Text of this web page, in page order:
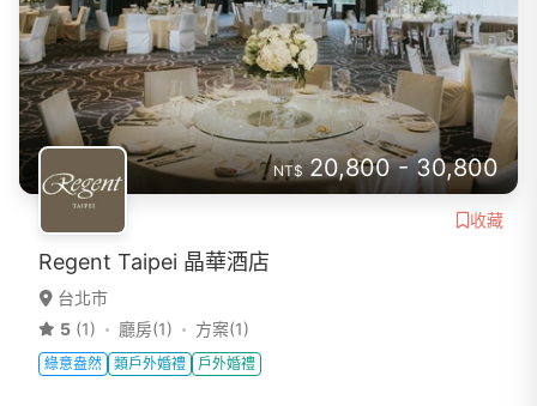
NT$ 20,800 - 30,800
收藏
Regent Taipei 晶華酒店
台北市
5 (1) 廳房(1) 方案(1)
綠意盎然 類戶外婚禮 戶外婚禮